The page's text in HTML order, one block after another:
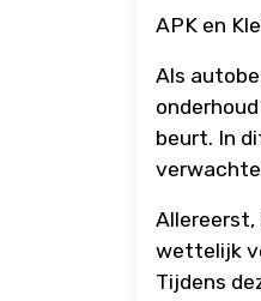
APK en
Als
beurt. In
Allereerst,
wettelijk
Tijdens